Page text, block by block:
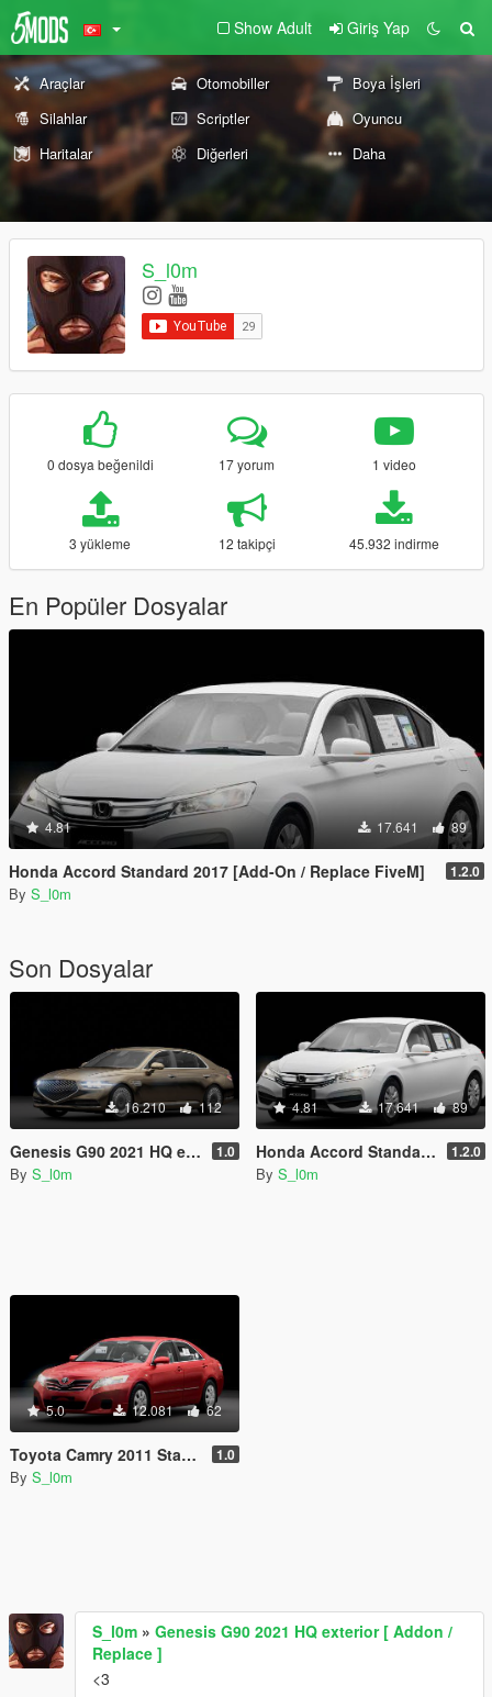
Show Adult Giriş Yap
Araçlar Otomobiller
Boya İşleri
Silahlar
Scriptler
Oyuncu
Haritalar
Diğerleri Daha
S_l0m
0 dosya beğenildi 17 yorum 1 video
3 yükleme 12 takipçi 45.932 indirme
En Popüler Dosyalar
4.81 17.641 89
Honda Accord Standard 2017 [Add-On / Replace FiveM] 1.2.0
By S_l0m
Son Dosyalar
16.210 112
Genesis G90 2021 HQ exterior [ Addon / Replace ] 1.0
By S_l0m
4.81 17.641 89
Honda Accord Standard 2017 [Add-On / Replace FiveM] 1.2.0
By S_l0m
5.0 12.081 62
Toyota Camry 2011 Standard [ Replace / Addon I Fivem ] 1.0
By S_l0m
S_l0m » Genesis G90 2021 HQ exterior [ Addon /
Replace ]
<3